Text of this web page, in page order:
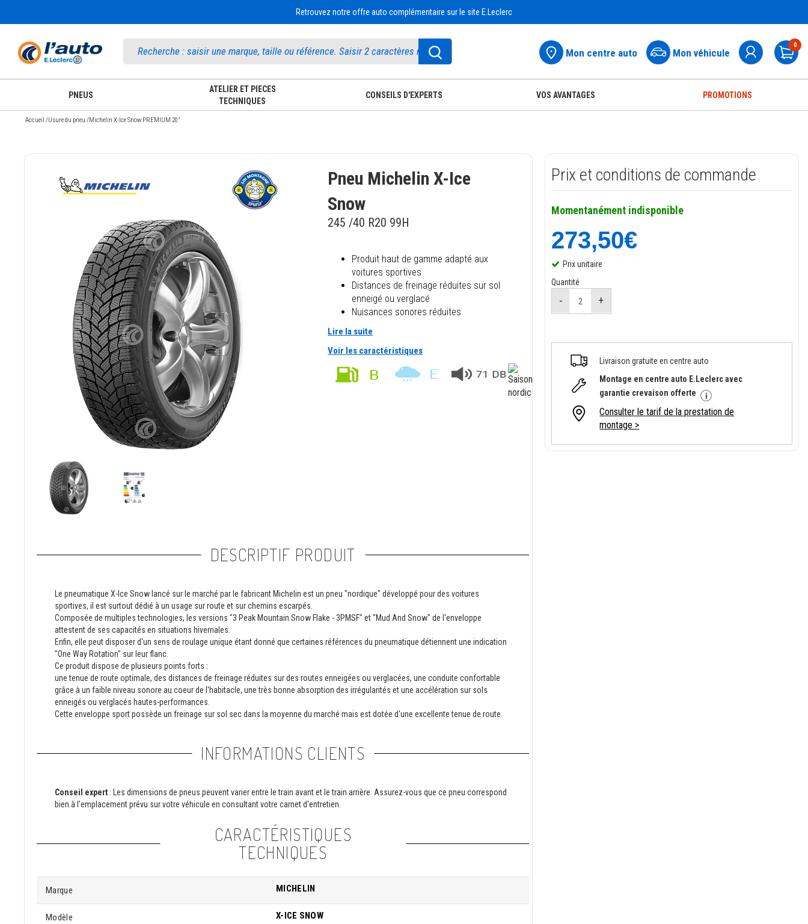
Retrouvez notre offre auto complémentaire sur le site E.Leclerc
Mon centre auto Mon véhicule
0
PNEUS
ATELIER ET PIECES
TECHNIQUES
CONSEILS D'EXPERTS VOS AVANTAGES PROMOTIONS
Accueil /Usure du pneu /Michelin X-Ice Snow PREMIUM 20"
Pneu Michelin X-Ice
Snow
245 /40 R20 99H
Produit haut de gamme adapté aux
voitures sportives
Distances de freinage réduites sur sol
enneigé ou verglacé
Nuisances sonores réduites
Lire la suite
Voir les caractéristiques
DESCRIPTIF PRODUIT
Le pneumatique X-Ice Snow lancé sur le marché par le fabricant Michelin est un pneu "nordique" développé pour des voitures
sportives, il est surtout dédié à un usage sur route et sur chemins escarpés.
Composée de multiples technologies, les versions "3 Peak Mountain Snow Flake - 3PMSF" et "Mud And Snow" de l'enveloppe
attestent de ses capacités en situations hivernales.
Enfin, elle peut disposer d'un sens de roulage unique étant donné que certaines références du pneumatique détiennent une indication
"One Way Rotation" sur leur flanc.
Ce produit dispose de plusieurs points forts :
une tenue de route optimale, des distances de freinage réduites sur des routes enneigées ou verglacées, une conduite confortable
grâce à un faible niveau sonore au coeur de l'habitacle, une très bonne absorption des irrégularités et une accélération sur sols
enneigés ou verglacés hautes-performances.
Cette enveloppe sport possède un freinage sur sol sec dans la moyenne du marché mais est dotée d'une excellente tenue de route.
INFORMATIONS CLIENTS
Conseil expert : Les dimensions de pneus peuvent varier entre le train avant et le train arrière. Assurez-vous que ce pneu correspond
bien à l'emplacement prévu sur votre véhicule en consultant votre carnet d'entretien.
CARACTÉRISTIQUES
TECHNIQUES
Marque MICHELIN
Modèle X-ICE SNOW
Prix et conditions de commande
Momentanément indisponible
273,50€
Prix unitaire
Quantité
Livraison gratuite en centre auto
Montage en centre auto E.Leclerc avec
garantie crevaison offerte
Consulter le tarif de la prestation de
montage >